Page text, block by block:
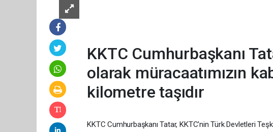
KKTC Cumhurbaşkanı
olarak müracaatımızın
kilometre taşıdır
KKTC Cumhurbaşkanı Tatar, KKTC'nin Türk Devletleri